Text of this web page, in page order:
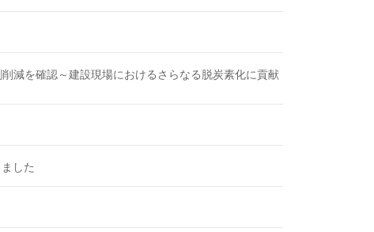
減を確認～建設現場におけるさらなる脱炭素化に貢献
した